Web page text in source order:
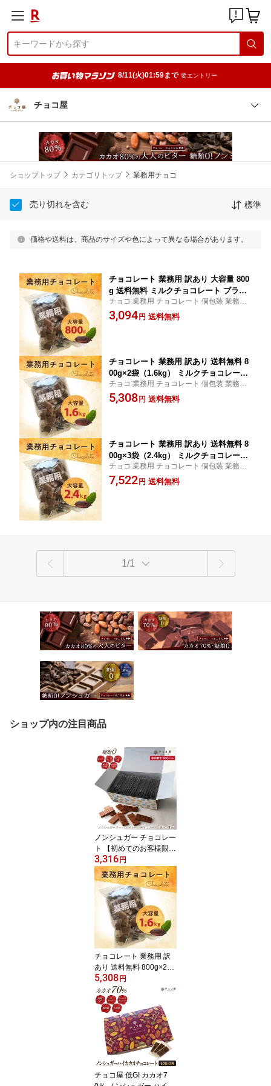
8/11(火)01:59まで 要エントリー
チョコ屋
ショップトップ カテゴリトップ 業務用チョコ
売り切れを含む 標準
価格や送料は、商品のサイズや色によって異なる場合があります。
チョコレート 業務用 訳あり 大容量 800
g 送料無料 ミルクチョコレート ブラッ
クチョコレート カカオ 個包装 ひとくち
チョコ 大量 高品質 母の日 父の日
チョコ 業務用 チョコレート 個包装 業務用
チョコレート ミルクチョコレート ブラック
チョコ 徳用チョコ ブラックチョコレート
3,094 円 送料無料
チョコレート 業務用 訳あり 送料無料 8
00g×2袋（1.6kg） ミルクチョコレート
ブラックチョコレート カカオ 個包装 ひ
とくちチョコ 大量 高品質 母の日 父の
チョコ 業務用 チョコレート 個包装 業務用
チョコレート ミルクチョコレート ブラック
チョコ 徳用チョコ ブラックチョコレート
5,308 円 送料無料
チョコレート 業務用 訳あり 送料無料 8
00g×3袋（2.4kg） ミルクチョコレート
ブラックチョコレート カカオ 個包装 ひ
とくちチョコ 大量 高品質 母の日 父の
チョコ 業務用 チョコレート 個包装 業務用
チョコレート ミルクチョコレート ブラック
チョコ 徳用チョコ ブラックチョコレート
7,522 円 送料無料
1/1
ショップ内の注目商品
ノンシュガー チョコレー
ト 【初めてのお客様限
定】 880円オフ ダイエッ
ト チョコ屋 クーベルチ
ュール チョコレート 【5
0枚（500g）】 ギフト
業務用 個包装 糖質制限
糖質オフ 植物油脂不使用
【楽ギフ_包装】【楽ギ
フ_のし】 母の日 父の日
3,316 円
チョコレート 業務用 訳
あり 送料無料 800g×2袋
（1.6kg） ミルクチョコ
レート ブラックチョコレ
ート カカオ 個包装 ひと
くちチョコ 大量 高品質
母の日 父の日
5,308 円
チョコ屋 低GI カカオ7